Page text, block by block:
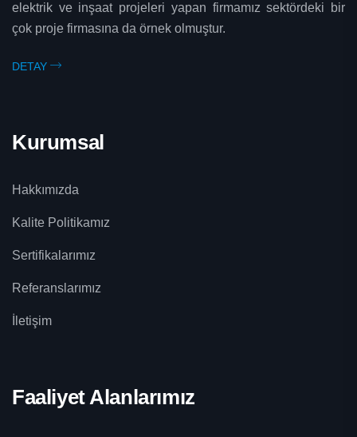
elektrik ve inşaat projeleri yapan firmamız sektördeki bir
çok proje firmasına da örnek olmuştur.
DETAY
Kurumsal
Hakkımızda
Kalite Politikamız
Sertifikalarımız
Referanslarımız
İletişim
Faaliyet Alanlarımız